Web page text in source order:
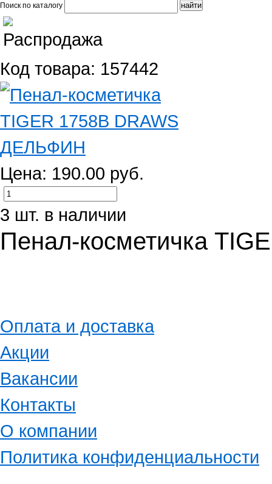
Поиск по каталогу
Код товара: 157442
Цена: 190.00 руб.
3 шт. в наличии
Пенал-косметичка
Оплата и доставка
Акции
Вакансии
Контакты
О компании
Политика конфиденциальности